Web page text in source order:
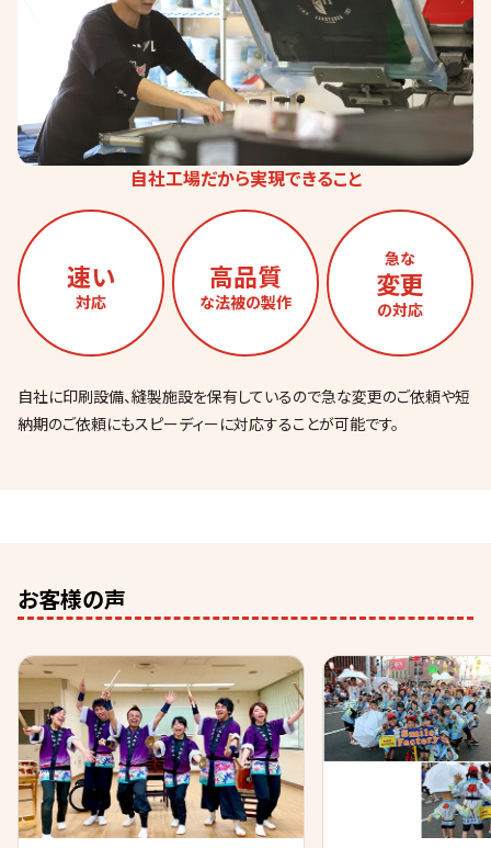
自社工場だから実現できること
速い
対応
高品質
な法被の製作
急な
変更
の対応
自社に印刷設備、縫製施設を保有しているので急な変更のご依頼や短
納期のご依頼にもスピーディーに対応することが可能です。
お客様の声